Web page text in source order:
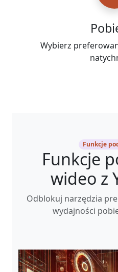
Wybierz
Funkcje
Funkcje
wideo z
Odblokuj narzędzia
wydajności